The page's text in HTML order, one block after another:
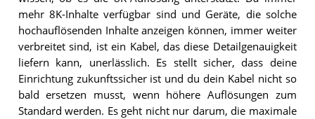
mehr 8K-Inhalte verfügbar sind und Geräte, die solche
hochauflösenden Inhalte anzeigen können, immer weiter
verbreitet sind, ist ein Kabel, das diese Detailgenauigkeit
liefern kann, unerlässlich. Es stellt sicher, dass deine
Einrichtung zukunftssicher ist und du dein Kabel nicht so
bald ersetzen musst, wenn höhere Auflösungen zum
Standard werden. Es geht nicht nur darum, die maximale